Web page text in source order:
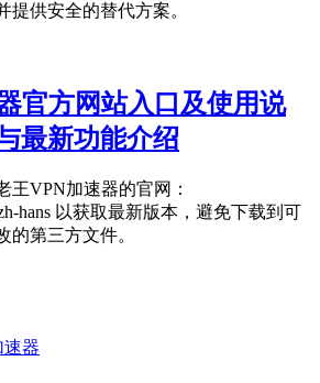
提供安全的替代方案。
官方网站入口及使用说
最新功能介绍
王VPN加速器的官网：
hans 以获取最新版本，避免下载到可
的第三方文件。
速器